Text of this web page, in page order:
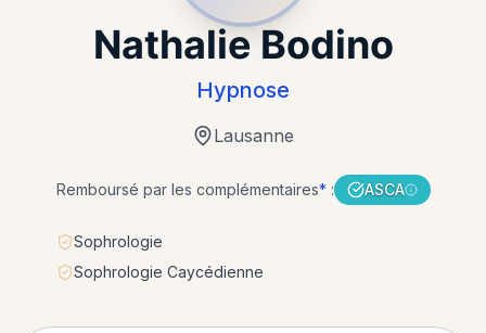
Nathalie Bodino
Hypnose
Lausanne
Remboursé par les complémentaires*: ASCA
Sophrologie
Sophrologie Caycédienne